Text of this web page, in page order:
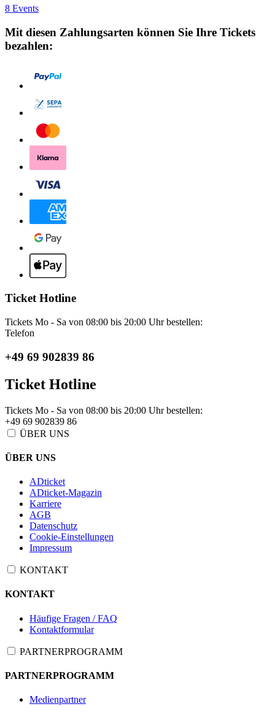
8 Events
Mit diesen Zahlungsarten können Sie Ihre Tickets
bezahlen:
Ticket Hotline
Tickets Mo - Sa von 08:00 bis 20:00 Uhr bestellen:
Telefon
+49 69 902839 86
Ticket Hotline
Tickets Mo - Sa von 08:00 bis 20:00 Uhr bestellen:
+49 69 902839 86
ÜBER UNS
ÜBER UNS
ADticket
ADticket-Magazin
Karriere
AGB
Datenschutz
Cookie-Einstellungen
Impressum
KONTAKT
KONTAKT
Häufige Fragen / FAQ
Kontaktformular
PARTNERPROGRAMM
PARTNERPROGRAMM
Medienpartner